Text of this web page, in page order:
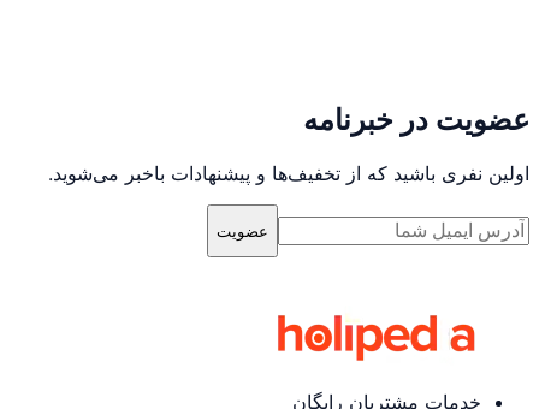
عضویت در خبرنامه
اولین نفری باشید که از تخفیف‌ها و پیشنهادات باخبر می‌شوید.
عضویت
خدمات مشتریان رایگان